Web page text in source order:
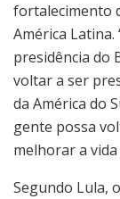
fortalecimento
América Latina.
presidência do
voltar a ser
da América do
gente possa
melhorar a
Segundo Lula,